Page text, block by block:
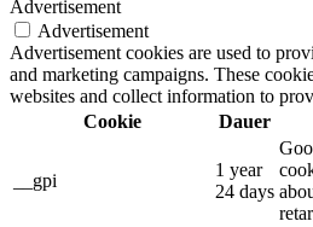
Advertisement
Advertisement
Advertisement cookies are used to
and marketing campaigns. These
websites and collect information to
Cookie
Dauer
__gpi
1 year
24 days